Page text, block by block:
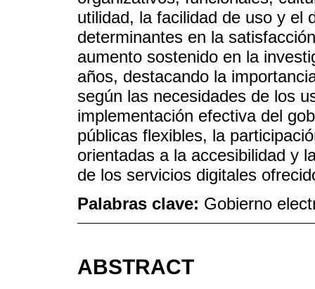
utilidad, la facilidad de uso y el
determinantes en la
aumento sostenido en la
años, destacando la
según las necesidades de los
implementación efectiva del
públicas flexibles, la
orientadas a la accesibilidad y
de los servicios digitales
Palabras clave: Gobierno
ABSTRACT